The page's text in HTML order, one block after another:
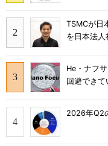
TSMCが日
を日本法人
He・ナフ
回避できて
2026年Q2